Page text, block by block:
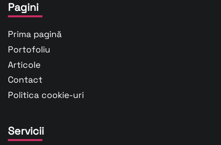
Pagini
Prima pagină
Portofoliu
Articole
Contact
Politica cookie-uri
Servicii